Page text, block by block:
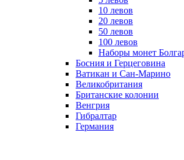
10 левов
20 левов
50 левов
100 левов
Наборы монет
Босния и Герцеговина
Ватикан и Сан-Марино
Великобритания
Британские колонии
Венгрия
Гибралтар
Германия